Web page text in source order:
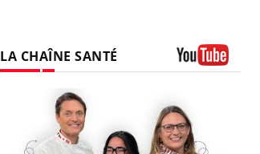
LA CHAÎNE SANTÉ